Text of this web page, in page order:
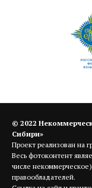
© 2022
Сибири»
Проект реализован на
Весь фотоконтент
числе
правообладателей.